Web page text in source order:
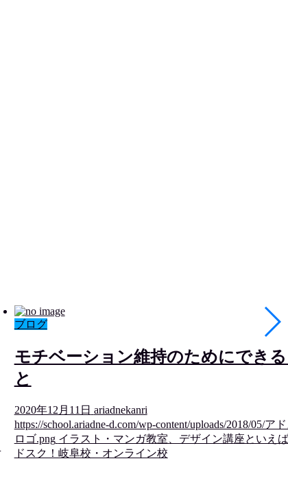
ブログ
モチベーション維持のためにでき
と
2020年12月11日 ariadnekanri
https://school.ariadne-d.com/wp-content/uploads/2018/05/ア
ロゴ.png イラスト・マンガ教室、デザイン講座といえ
ドスク！岐阜校・オンライン校